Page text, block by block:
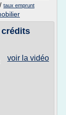
/ taux emprunt
crédits
voir la vidéo